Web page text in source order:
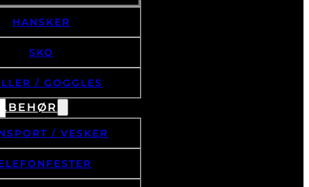
HANSKER
SKO
/ GOGGLES
/ VESKER